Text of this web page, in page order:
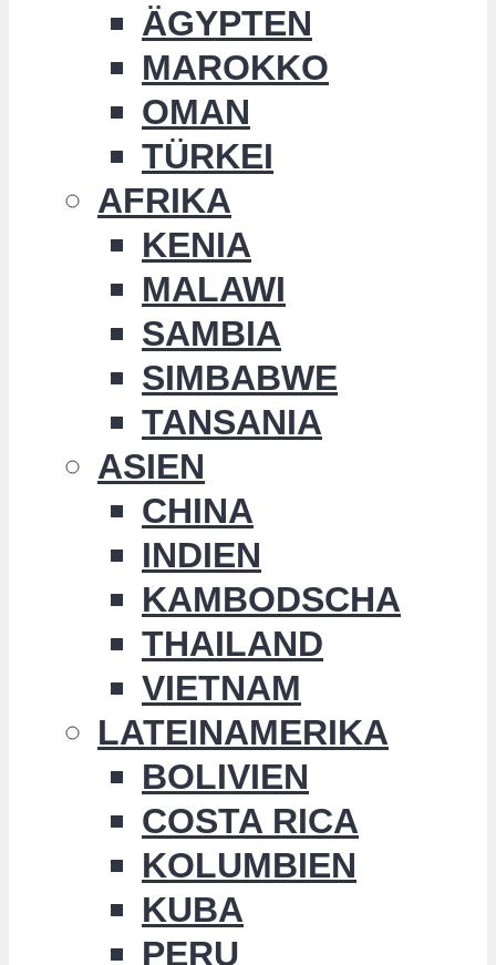
ÄGYPTEN
MAROKKO
OMAN
TÜRKEI
AFRIKA
KENIA
MALAWI
SAMBIA
SIMBABWE
TANSANIA
ASIEN
CHINA
INDIEN
KAMBODSCHA
THAILAND
VIETNAM
LATEINAMERIKA
BOLIVIEN
COSTA RICA
KOLUMBIEN
KUBA
PERU